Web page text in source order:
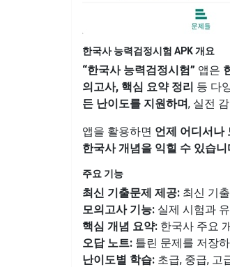
한국사 능력검정시험 APK 개요
“한국사 능력검정시험” 앱은
의고사, 핵심 요약 정리 등 다
든 난이도를 지원하며, 실전
앱을 활용하면 언제 어디서나
한국사 개념을 익힐 수 있습니
주요 기능
최신 기출문제 제공: 최신 기
모의고사 기능: 실제 시험과
핵심 개념 요약: 한국사 주요
오답 노트: 틀린 문제를 저장
난이도별 학습: 초급, 중급, 고